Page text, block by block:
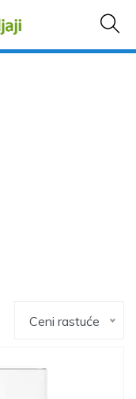
Ceni rastuće